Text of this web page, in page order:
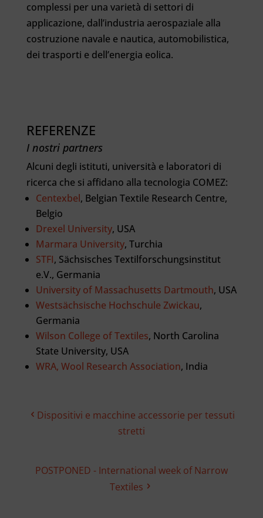
complessi per una varietà di settori di
applicazione, dall’industria aerospaziale alla
costruzione navale e nautica, automobilistica,
dei trasporti e dell’energia eolica.
REFERENZE
I nostri partners
Alcuni degli istituti, università e laboratori di
ricerca che si affidano alla tecnologia COMEZ:
Centexbel, Belgian Textile Research Centre,
Belgio
Drexel University, USA
Marmara University, Turchia
STFI, Sächsisches Textilforschungsinstitut
e.V., Germania
University of Massachusetts Dartmouth, USA
Westsächsische Hochschule Zwickau,
Germania
Wilson College of Textiles, North Carolina
State University, USA
WRA, Wool Research Association, India
Dispositivi e macchine accessorie per tessuti
stretti
POSTPONED - International week of Narrow
Textiles